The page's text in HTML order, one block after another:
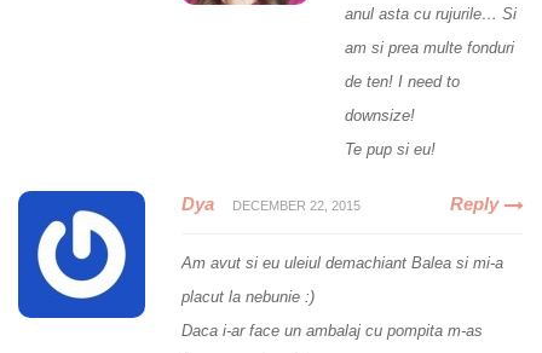
anul asta cu rujurile… Si
am si prea multe fonduri
de ten! I need to
downsize!
Te pup si eu!
Dya DECEMBER 22, 2015 Reply
Am avut si eu uleiul demachiant Balea si mi-a
placut la nebunie :)
Daca i-ar face un ambalaj cu pompita m-as